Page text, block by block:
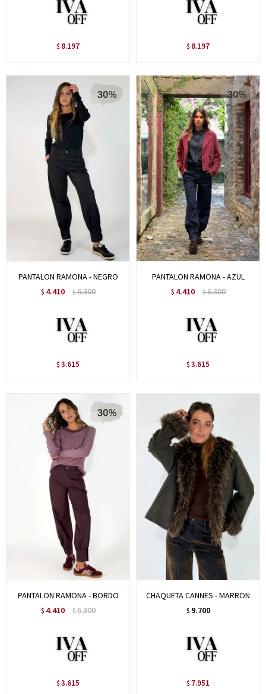
$ 8.197 $ 8.197
PANTALON RAMONA - NEGRO
$ 4.410 $6.300
$ 3.615
PANTALON RAMONA - AZUL
$ 4.410 $6.300
$ 3.615
PANTALON RAMONA - BORDO
$ 4.410 $6.300
$ 3.615
CHAQUETA CANNES - MARRON
$ 9.700
$ 7.951